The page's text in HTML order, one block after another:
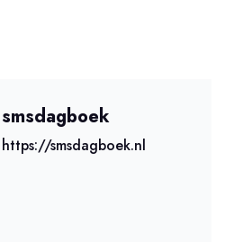
smsdagboek
https://smsdagboek.nl